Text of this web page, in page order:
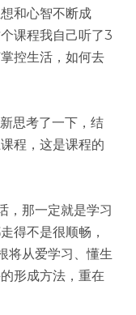
和心智不断成
课程我自己听了3
控生活，如何去
思考了一下，结
程，这是课程的
，那一定就是学习
得不是很顺畅，
将从爱学习、懂生
形成方法，重在